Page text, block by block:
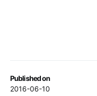
Published on
2016-06-10